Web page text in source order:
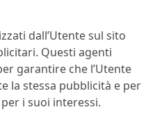
dall’Utente sul sito
Questi agenti
garantire che l’Utente
la stessa pubblicità e per
i suoi interessi.